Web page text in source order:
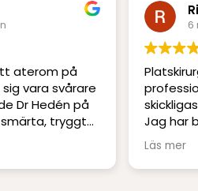
aterom på
vara svårare
Dr Hedén på
smärta, tryggt
6
Jag har
men har
service
Läs mer